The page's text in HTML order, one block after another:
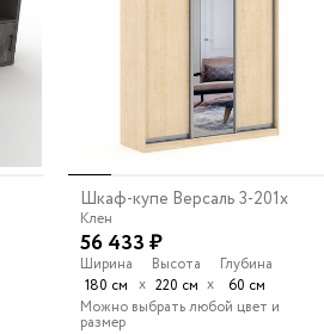
Шкаф-купе Версаль 3-201x
Клен
56 433 ₽
Ширина
180 см х
Высота
220 см х
Глубина
60 см
Можно выбрать любой цвет и
размер